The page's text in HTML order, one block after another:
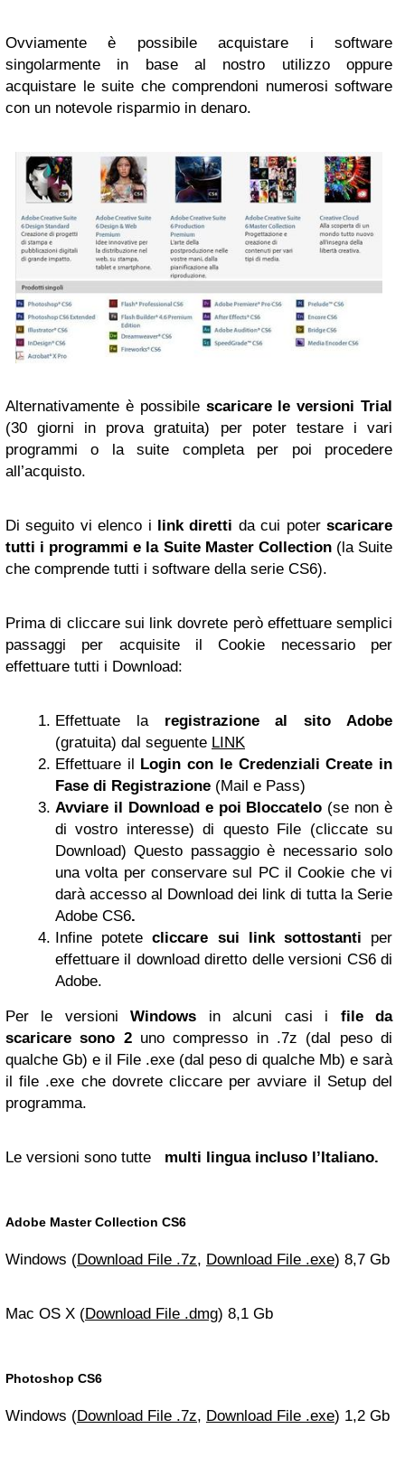
Ovviamente è possibile acquistare i software
singolarmente in base al nostro utilizzo oppure
acquistare le suite che comprendoni numerosi software
con un notevole risparmio in denaro.
Alternativamente è possibile scaricare le versioni Trial
(30 giorni in prova gratuita) per poter testare i vari
programmi o la suite completa per poi procedere
all’acquisto.
Di seguito vi elenco i link diretti da cui poterscaricare
tutti i programmi e la Suite Master Collection(la Suite
che comprende tutti i software della serie CS6).
Prima di cliccare sui link dovrete però effettuare semplici
passaggi per acquisite il Cookie necessario per
effettuare tutti i Download:
Effettuate la registrazione al sito Adobe
(gratuita) dal seguente LINK
Effettuare il Login con le Credenziali Create in
Fase di Registrazione (Mail e Pass)
Avviare il Download e poi Bloccatelo (se non è
di vostro interesse) di questo File (cliccate su
Download) Questo passaggio è necessario solo
una volta per conservare sul PC il Cookie che vi
darà accesso al Download dei link di tutta la Serie
Adobe CS6.
Infine potetecliccare sui link sottostanti per
effettuare il download diretto delle versioni CS6 di
Adobe.
Per le versioniWindows in alcuni casi i file da
scaricare sono 2uno compresso in .7z (dal peso di
qualche Gb) e il File .exe (dal peso di qualche Mb) e sarà
il file .exe che dovrete cliccare per avviare il Setup del
programma.
Le versioni sono tutte multi lingua incluso l’Italiano.
Adobe Master Collection CS6
Windows (Download File .7z, Download File .exe) 8,7 Gb
Mac OS X (Download File .dmg) 8,1 Gb
Photoshop CS6
Windows (Download File .7z, Download File .exe) 1,2 Gb